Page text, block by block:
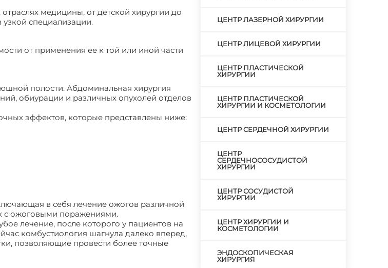
медицины, от детской хирургии до
специализации.
от применения ее к той или иной части
полости. Абдоминальная хирургия
обиурации и различных опухолей отделов
эффектов, которые представлены ниже:
в себя лечение ожогов различной
с ожоговыми поражениями.
лечение, после которого у пациентов на
комбустиология шагнула далеко вперед,
позволяющие провести более точные
ЦЕНТР ЛАЗЕРНОЙ ХИРУРГИИ
ЦЕНТР ЛИЦЕВОЙ ХИРУРГИИ
ЦЕНТР ПЛАСТИЧЕСКОЙ
ХИРУРГИИ
ЦЕНТР ПЛАСТИЧЕСКОЙ
ХИРУРГИИ И КОСМЕТОЛОГИИ
ЦЕНТР СЕРДЕЧНОЙ ХИРУРГИИ
ЦЕНТР
СЕРДЕЧНОСОСУДИСТОЙ
ХИРУРГИИ
ЦЕНТР СОСУДИСТОЙ
ХИРУРГИИ
ЦЕНТР ХИРУРГИИ И
КОСМЕТОЛОГИИ
ЭНДОСКОПИЧЕСКАЯ
ХИРУРГИЯ